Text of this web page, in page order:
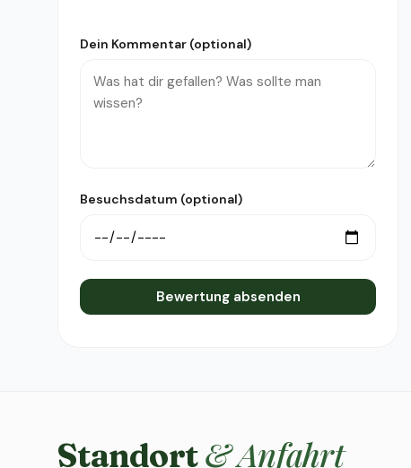
Dein Kommentar (optional)
Besuchsdatum (optional)
Bewertung absenden
Standort& Anfahrt